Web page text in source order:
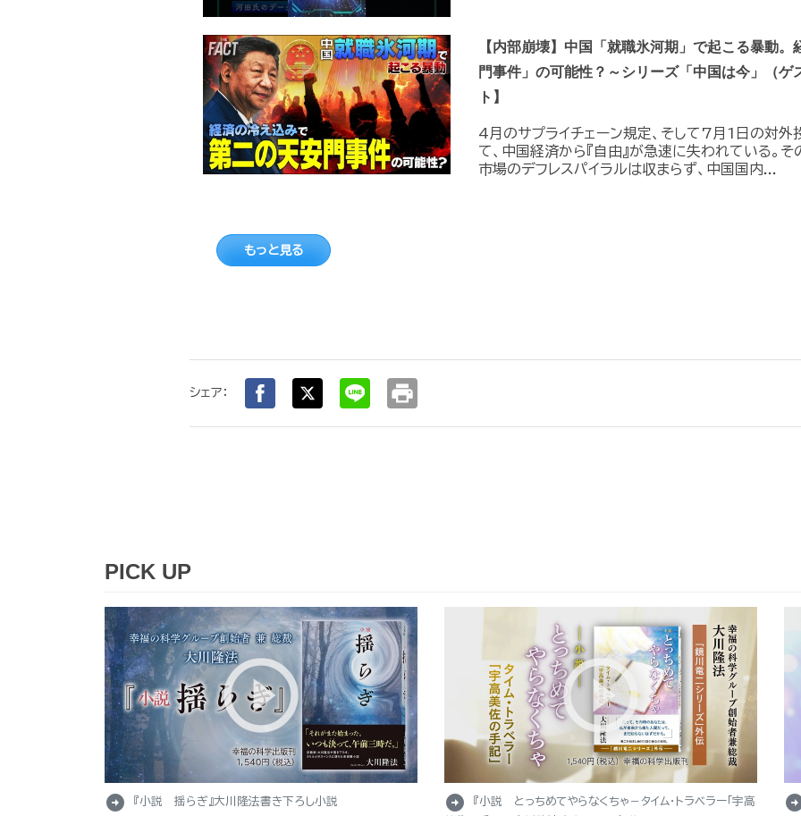
【内部崩壊】中国「就職氷河期」で起こる暴動
門事件」の可能性？～シリーズ「中国は今」（ゲ
ト】
4月のサプライチェーン規定、そして7月1日の対外
て、中国経済から『自由』が急速に失われている。
市場のデフレスパイラルは収まらず、中国国内...
もっと見る
シェア： print
PICK UP
arrow_circle_right 『小説 揺らぎ』大川隆法書き下ろし小説 arrow_circle_right
『小説 とっちめてやらなくちゃ－タイム・トラベラー「宇高